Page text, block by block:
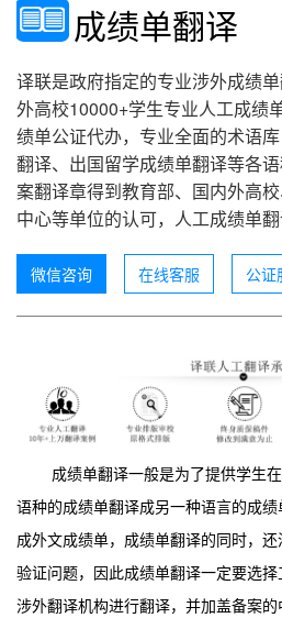
成绩单翻译
译联是政府指定的专业涉外成绩
外高校10000+学生专业人工成绩
绩单公证代办，专业全面的术语
翻译、出国留学成绩单翻译等各
案翻译章得到教育部、国内外高
中心等单位的认可，人工成绩单
微信咨询 在线客服 公证
成绩单翻译一般是为了提供学生
语种的成绩单翻译成另一种语言的成
成外文成绩单，成绩单翻译的同时，
验证问题，因此成绩单翻译一定要选
涉外翻译机构进行翻译，并加盖备案